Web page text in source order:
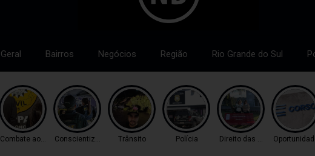
Geral Bairros Negócios Região Rio Grande do Sul
Combate ao TráficoConscientização Trânsito Polícia Direito das Mulheres